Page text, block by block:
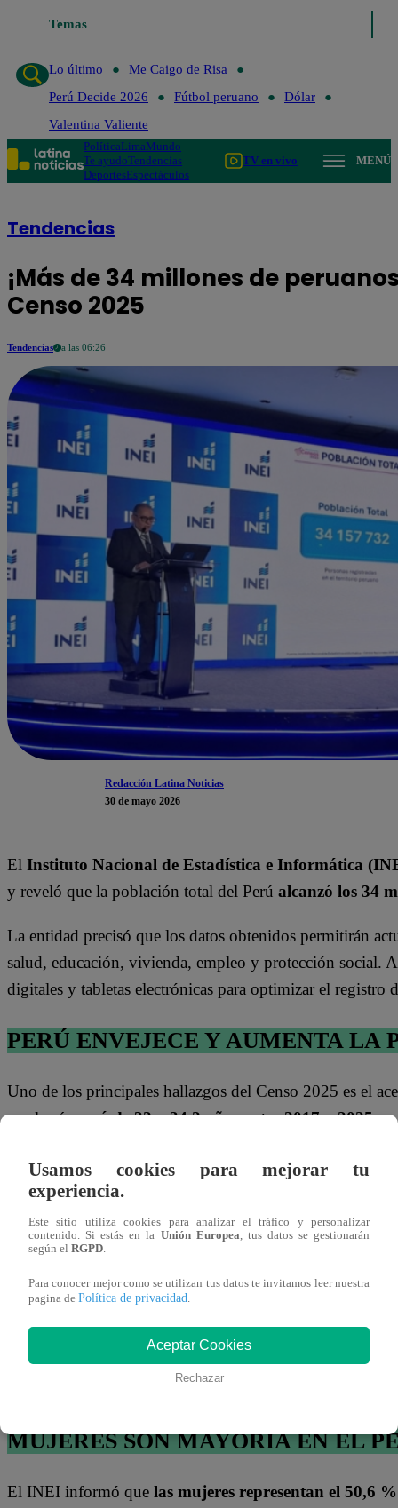
Temas
Lo último Me Caigo de Risa
Lo último
Me Caigo de Risa
Perú Decide 2026
Fútbol peruano
Dólar
Valentina Valiente
PolíticaLimaMundo
Te ayudoTendencias
DeportesEspectáculos
TV en vivo MENÚ
Tendencias
¡Más de 34 millones de
Censo 2025
Tendencias a las 06:26
Redacción Latina Noticias
30 de mayo 2026
El Instituto Nacional de Estadística e Informática
y reveló que la población total del Perú alcanzó los 34
La entidad precisó que los datos obtenidos permitirán
salud, educación, vivienda, empleo y protección social.
digitales y tabletas electrónicas para optimizar el registro
PERÚ ENVEJECE Y AUMENTA LA
Uno de los principales hallazgos del Censo 2025 es el
en el paíspasó de 32 a 34,2 años entre 2017 y 2025.
14:26
prestaban
dinero y
Asimismo, el índice de envejecimiento alcanzó su nivel
100 menores de 15 años. Además, la población
MUJERES SON MAYORÍA EN EL
El INEI informó que las mujeres representan el 50,6
Usamos cookies para mejorar tu
experiencia.
Este sitio utiliza cookies para analizar el tráfico y personalizar
contenido. Si estás en la Unión Europea , tus datos se gestionarán
según el RGPD
Para conocer mejor como se utilizan tus datos te invitamos leer nuestra
pagina de Política de privacidad
Aceptar Cookies
Rechazar